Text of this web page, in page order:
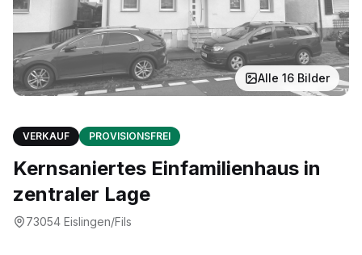
Alle 16 Bilder
VERKAUF PROVISIONSFREI
Kernsaniertes Einfamilienhaus in
zentraler Lage
73054 Eislingen/Fils